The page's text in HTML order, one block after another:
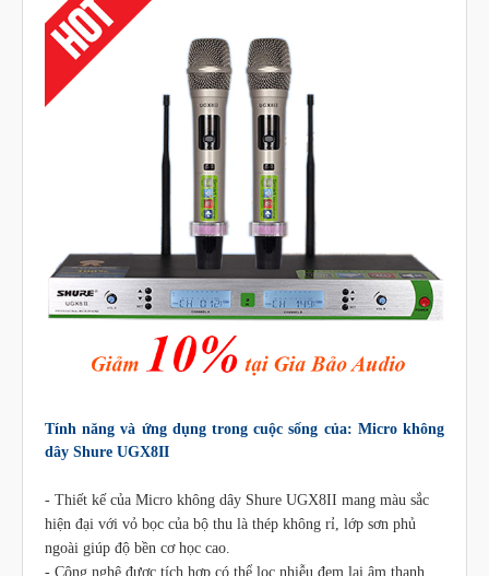
Tính năng và ứng dụng trong cuộc sống của: Micro không
dây Shure UGX8II
- Thiết kế của Micro không dây Shure UGX8II mang màu sắc
hiện đại với vỏ bọc của bộ thu là thép không rỉ, lớp sơn phủ
ngoài giúp độ bền cơ học cao.
- Công nghệ được tích hợp có thể lọc nhiễu đem lại âm thanh